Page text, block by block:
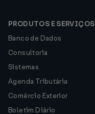
PRODUTOS E SERVIÇOS
Banco de Dados
Consultoria
Sistemas
Agenda Tributária
Comércio Exterior
Boletim Diário